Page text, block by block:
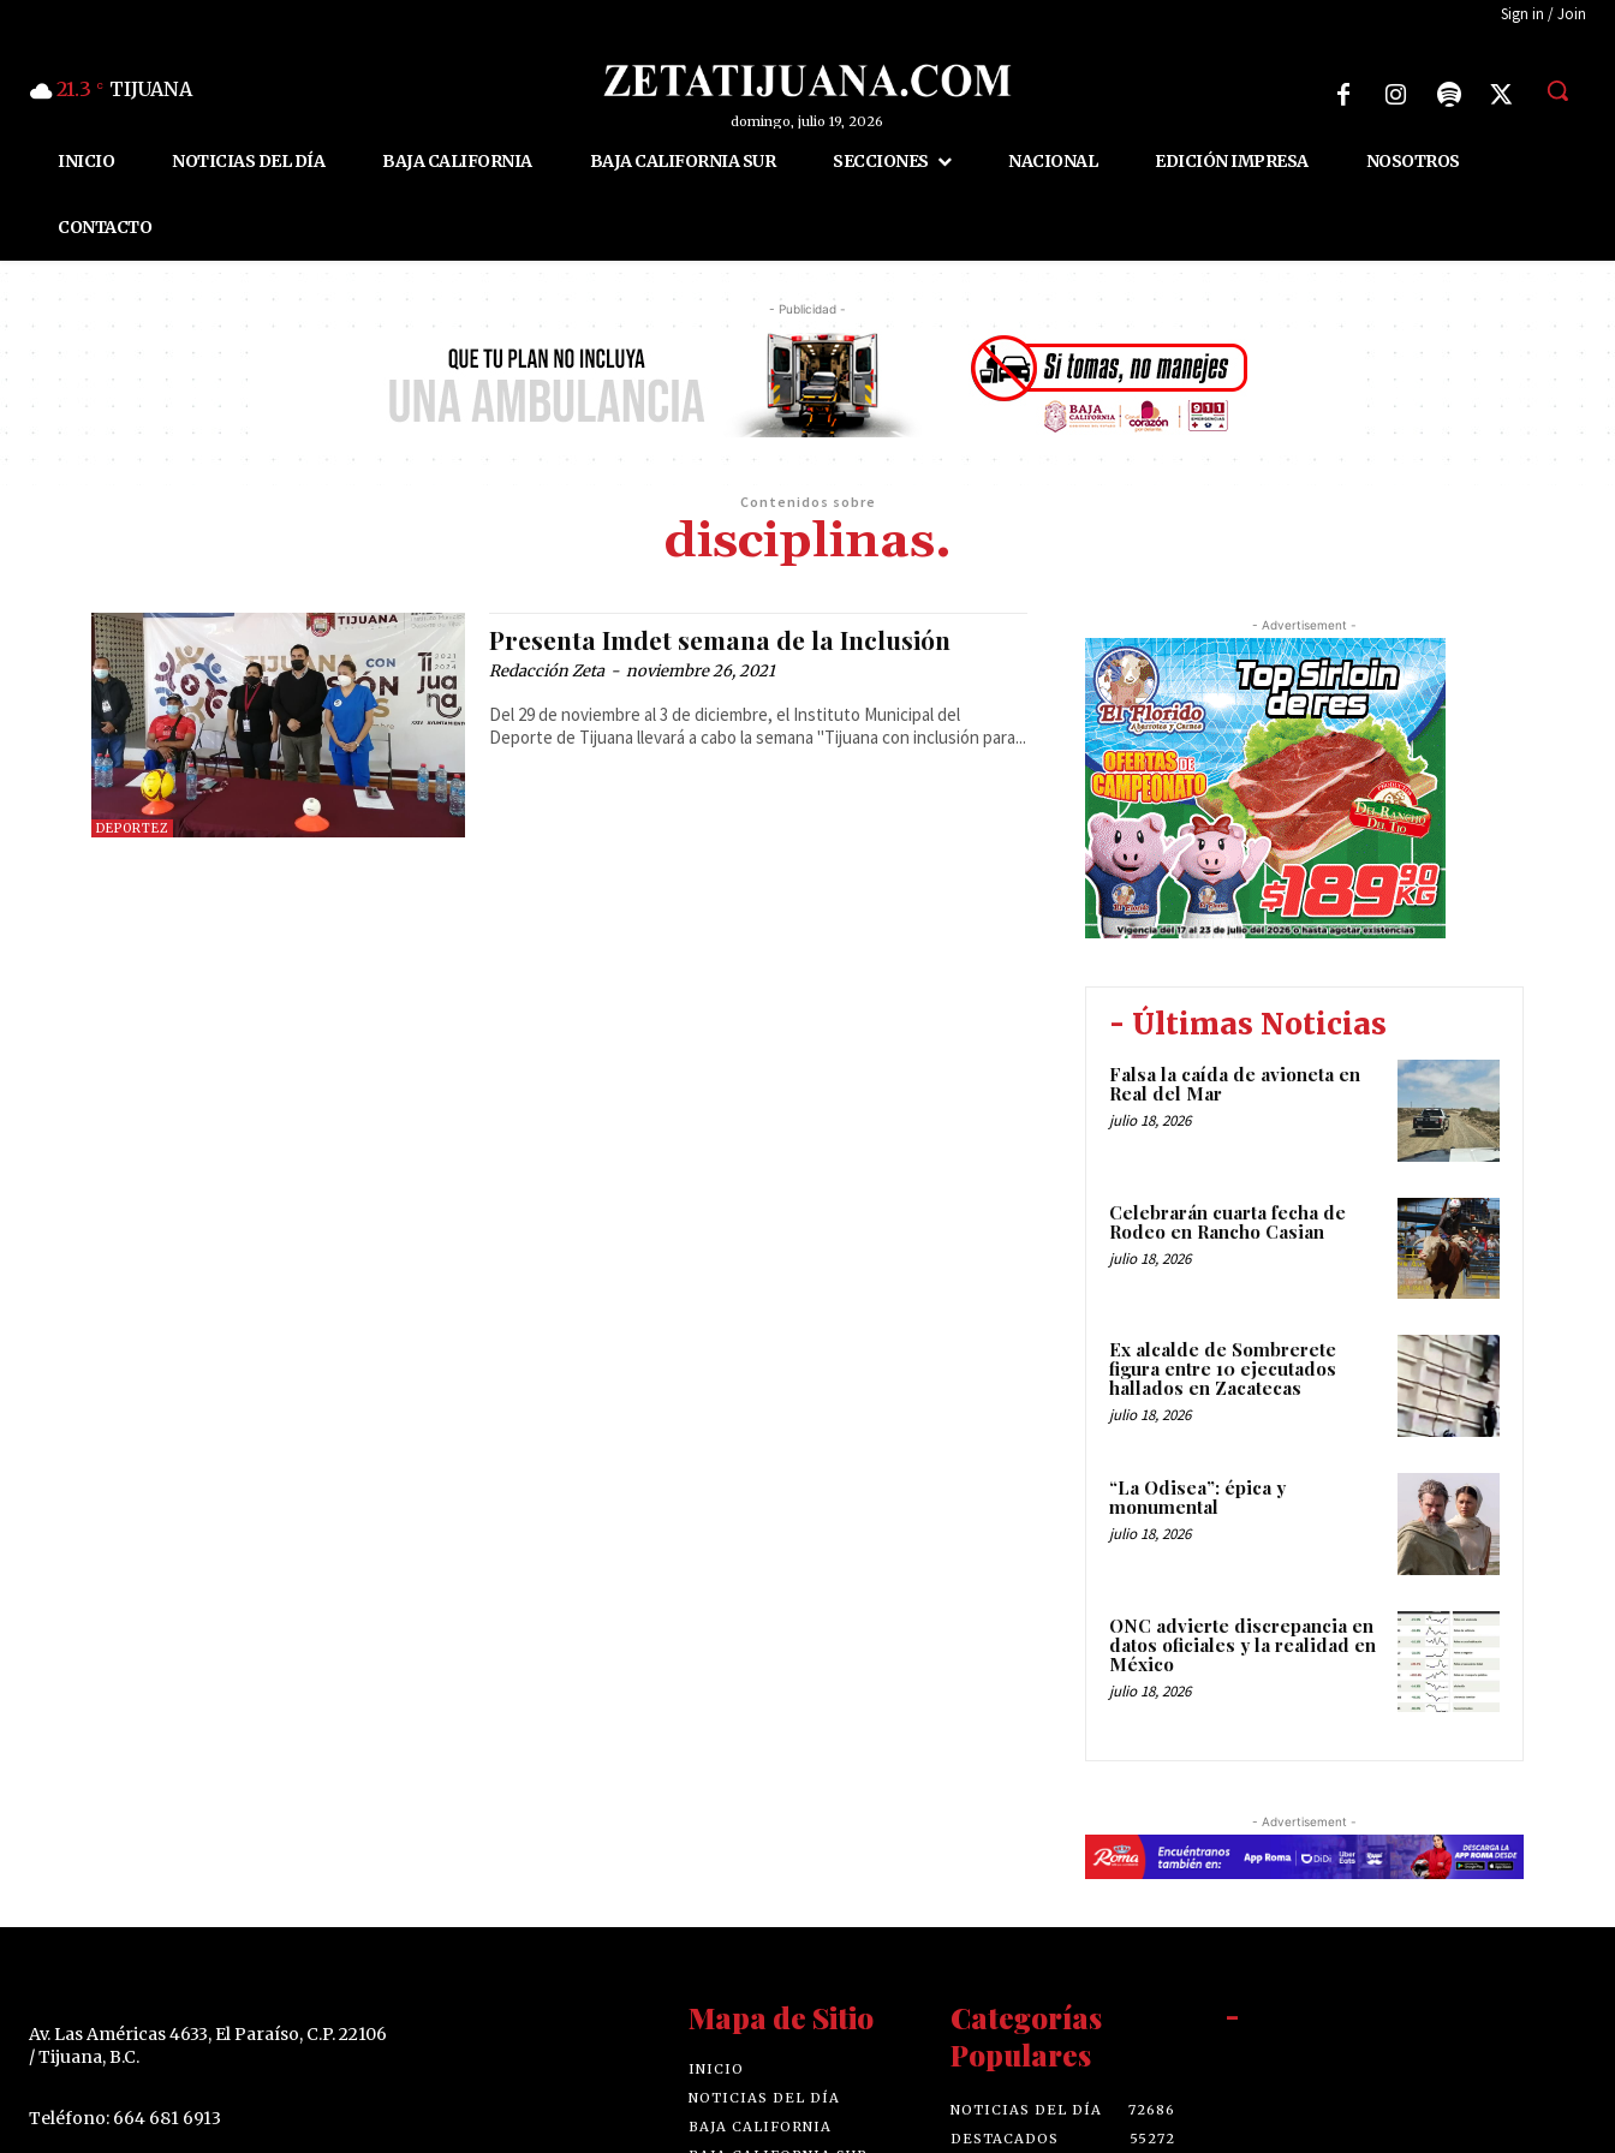
Sign in / Join
21.3 C TIJUANA
domingo, julio 19, 2026
INICIO NOTICIAS DEL DÍA BAJA CALIFORNIA BAJA CALIFORNIA SUR SECCIONES NACIONAL EDICIÓN IMPRESA NOSOTROS
CONTACTO
- Publicidad -
Contenidos sobre
disciplinas.
DEPORTEZ
Presenta Imdet semana de la Inclusión
Redacción Zeta - noviembre 26, 2021
Del 29 de noviembre al 3 de diciembre, el Instituto Municipal del
Deporte de Tijuana llevará a cabo la semana "Tijuana con inclusión para...
- Advertisement -
- Últimas Noticias
Falsa la caída de avioneta en
Real del Mar
julio 18, 2026
Celebrarán cuarta fecha de
Rodeo en Rancho Casian
julio 18, 2026
Ex alcalde de Sombrerete
figura entre 10 ejecutados
hallados en Zacatecas
julio 18, 2026
“La Odisea”: épica y
monumental
julio 18, 2026
ONC advierte discrepancia en
datos oficiales y la realidad en
México
julio 18, 2026
- Advertisement -
Av. Las Américas 4633, El Paraíso, C.P. 22106
/ Tijuana, B.C.
Teléfono: 664 681 6913
Mapa de Sitio
INICIO
NOTICIAS DEL DÍA
BAJA CALIFORNIA
Categorías
Populares
NOTICIAS DEL DÍA
72686
DESTACADOS
55272
-